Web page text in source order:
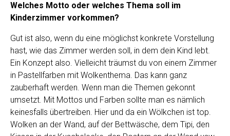
Welches Motto oder welches Thema soll im
Kinderzimmer vorkommen?
Gut ist also, wenn du eine möglichst konkrete Vorstellung
hast, wie das Zimmer werden soll, in dem dein Kind lebt.
Ein Konzept also. Vielleicht träumst du von einem Zimmer
in Pastellfarben mit Wolkenthema. Das kann ganz
zauberhaft werden. Wenn man die Themen gekonnt
umsetzt. Mit Mottos und Farben sollte man es nämlich
keinesfalls übertreiben. Hier und da ein Wölkchen ist top.
Wolken an der Wand, auf der Bettwäsche, dem Tipi, den